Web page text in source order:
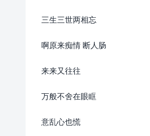
三生三世两相忘
啊原来痴情 断人肠
来来又往往
万般不舍在眼眶
意乱心也慌